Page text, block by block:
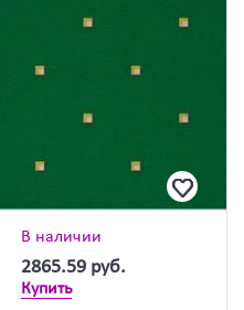
В наличии
2865.59 руб.
Купить